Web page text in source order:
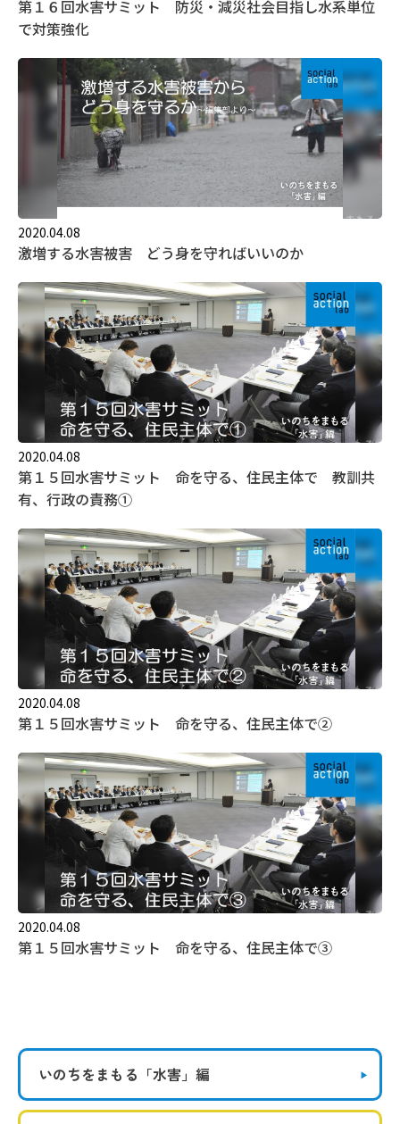
第１６回水害サミット 防災・減災社会目指し水系単位
で対策強化
2020.04.08
激増する水害被害 どう身を守ればいいのか
2020.04.08
第１５回水害サミット 命を守る、住民主体で 教訓共
有、行政の責務①
2020.04.08
第１５回水害サミット 命を守る、住民主体で②
2020.04.08
第１５回水害サミット 命を守る、住民主体で③
いのちをまもる 「水害」編